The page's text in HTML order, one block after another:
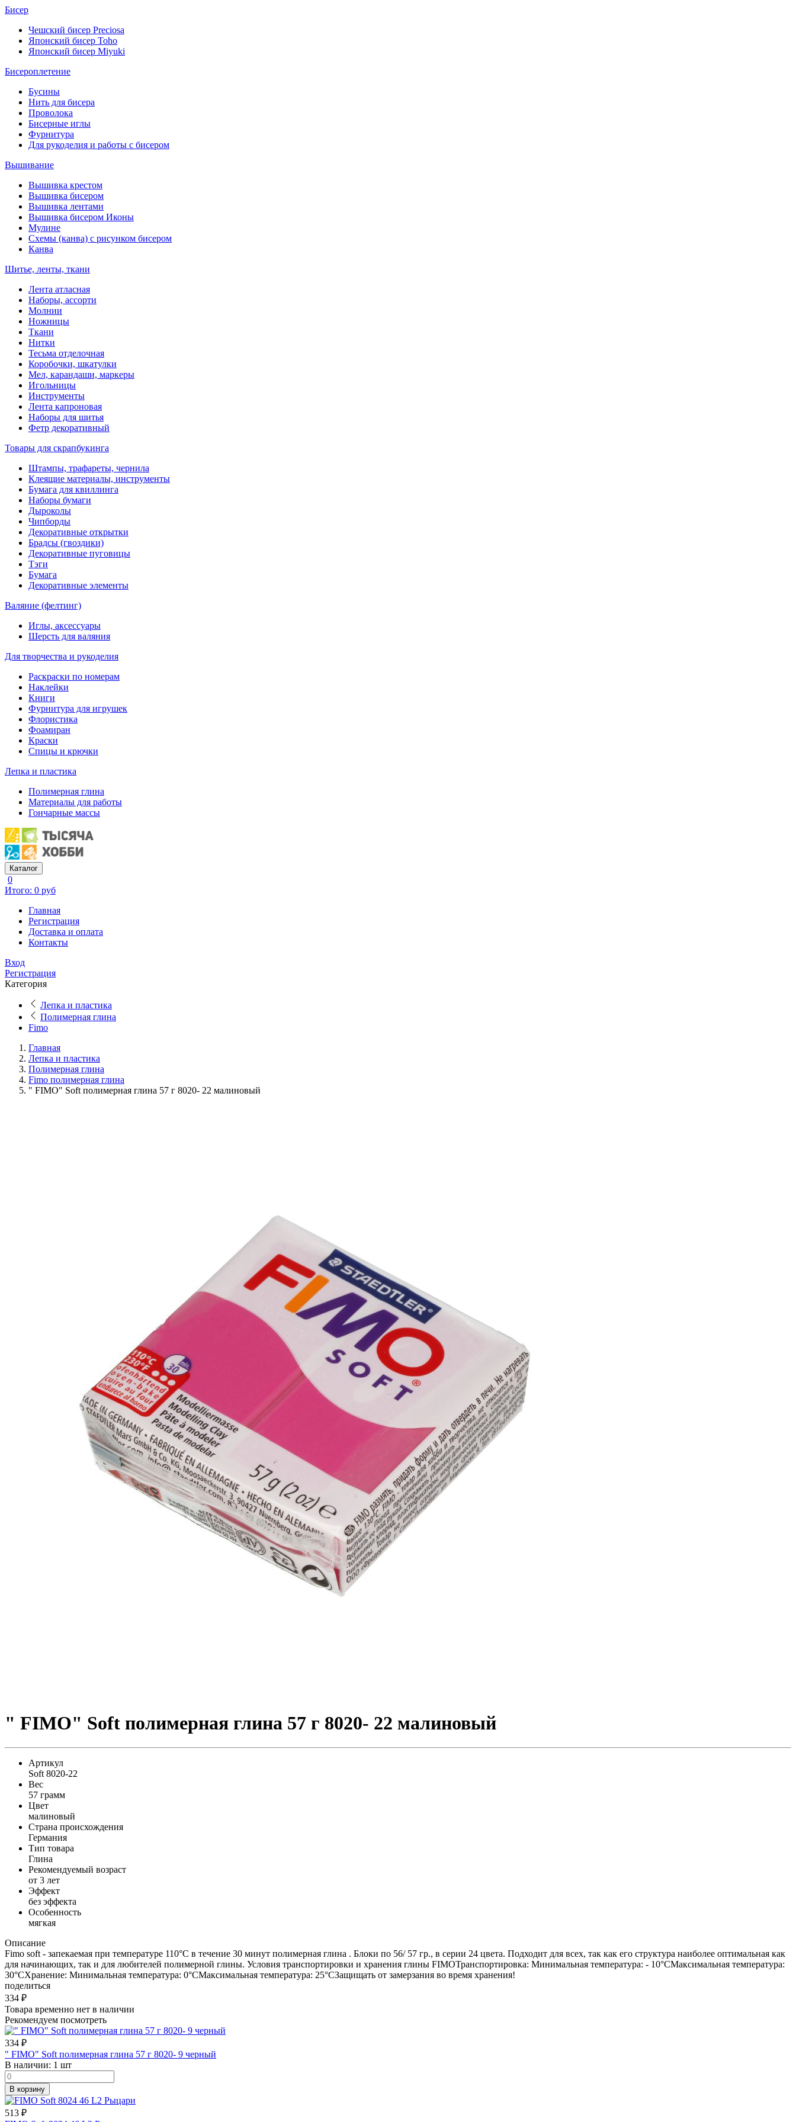
Бисер
Чешский бисер Preciosa
Японский бисер Toho
Японский бисер Miyuki
Бисероплетение
Бусины
Нить для бисера
Проволока
Бисерные иглы
Фурнитура
Для рукоделия и работы с бисером
Вышивание
Вышивка крестом
Вышивка бисером
Вышивка лентами
Вышивка бисером Иконы
Мулине
Схемы (канва) с рисунком бисером
Канва
Шитье, ленты, ткани
Лента атласная
Наборы, ассорти
Молнии
Ножницы
Ткани
Нитки
Тесьма отделочная
Коробочки, шкатулки
Мел, карандаши, маркеры
Игольницы
Инструменты
Лента капроновая
Наборы для шитья
Фетр декоративный
Товары для скрапбукинга
Штампы, трафареты, чернила
Клеящие материалы, инструменты
Бумага для квиллинга
Наборы бумаги
Дыроколы
Чипборды
Декоративные открытки
Брадсы (гвоздики)
Декоративные пуговицы
Тэги
Бумага
Декоративные элементы
Валяние (фелтинг)
Иглы, аксессуары
Шерсть для валяния
Для творчества и рукоделия
Раскраски по номерам
Наклейки
Книги
Фурнитура для игрушек
Флористика
Фоамиран
Краски
Спицы и крючки
Лепка и пластика
Полимерная глина
Материалы для работы
Гончарные массы
Каталог
0
Итого: 0 руб
Главная
Регистрация
Доставка и оплата
Контакты
Вход
Регистрация
Категория
Лепка и пластика
Полимерная глина
Fimo
Главная
Лепка и пластика
Полимерная глина
Fimo полимерная глина
" FIMO" Soft полимерная глина 57 г 8020- 22 малиновый
" FIMO" Soft полимерная глина 57 г 8020- 22 малиновый
Артикул
Soft 8020-22
Вес
57 грамм
Цвет
малиновый
Страна происхождения
Германия
Тип товара
Глина
Рекомендуемый возраст
от 3 лет
Эффект
без эффекта
Особенность
мягкая
Описание
Fimo soft - запекаемая при температуре 110°C в течение 30 минут полимерная глина . Блоки по 56/ 57 гр., в серии 24 цвета. Подходит для всех, так как его структура наиболее оптимальная как
для начинающих, так и для любителей полимерной глины. Условия транспортировки и хранения глины FIMOТранспортировка: Минимальная температура: - 10°СМаксимальная температура:
30°СХранение: Минимальная температура: 0°СМаксимальная температура: 25°СЗащищать от замерзания во время хранения!
поделиться
334 ₽
Товара временно нет в наличии
Рекомендуем посмотреть
334 ₽
" FIMO" Soft полимерная глина 57 г 8020- 9 черный
В наличии: 1 шт
В корзину
513 ₽